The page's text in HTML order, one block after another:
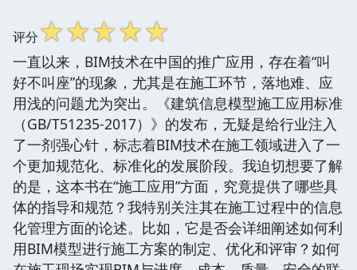
评分☆☆☆☆☆
一直以来，BIM技术在中国的推广应用，存在着“叫
好不叫座”的现象，尤其是在施工环节，落地难、应
用浅的问题尤为突出。《建筑信息模型施工应用标准
（GB/T51235-2017）》的发布，无疑是给行业注入
了一剂强心针，标志着BIM技术在施工领域进入了一
个更加规范化、标准化的发展阶段。我迫切想要了解
的是，这本书在“施工应用”方面，究竟提供了哪些具
体的指导和规范？我特别关注其在施工过程中的信息
化管理方面的论述。比如，它是否会详细阐述如何利
用BIM模型进行施工方案的制定、优化和评审？如何